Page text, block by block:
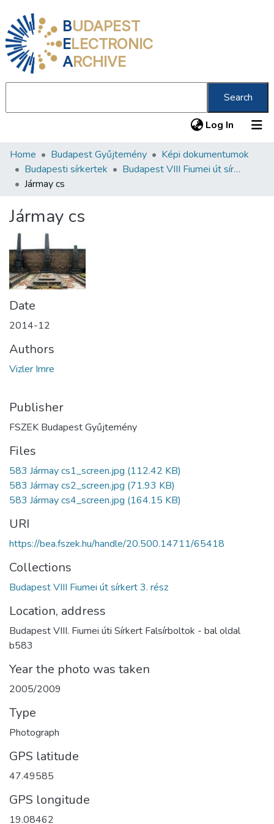
BUDAPEST
ELECTRONIC
ARCHIVE
Search
Log In (current)
Communities & Collections
All of DSpace
Home Budapest Gyűjtemény
Képi dokumentumok
Budapesti sírkertek
Budapest VIII Fiumei út sírkert 3. rész
Jármay cs
Jármay cs
Date
2014-12
Authors
Vizler Imre
Publisher
FSZEK Budapest Gyűjtemény
Files
583 Jármay cs1_screen.jpg (112.42 KB)
583 Jármay cs2_screen.jpg (71.93 KB)
583 Jármay cs4_screen.jpg (164.15 KB)
URI
https://bea.fszek.hu/handle/20.500.14711/65418
Collections
Budapest VIII Fiumei út sírkert 3. rész
Location, address
Budapest VIII. Fiumei úti Sírkert Falsírboltok - bal oldal
b583
Year the photo was taken
2005/2009
Type
Photograph
GPS latitude
47.49585
GPS longitude
19.08462